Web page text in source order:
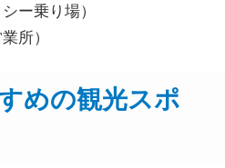
ー乗り場）
所）
めの観光スポ